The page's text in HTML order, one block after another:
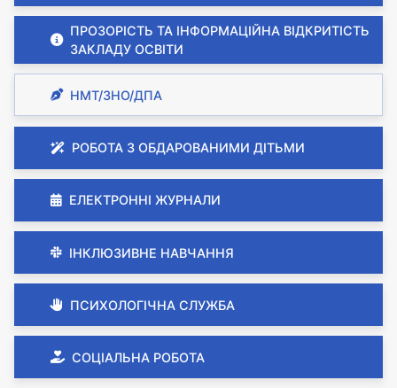
ПРОЗОРІСТЬ ТА ІНФОРМАЦІЙНА ВІДКРИТІСТЬ
ЗАКЛАДУ ОСВІТИ
НМТ/ЗНО/ДПА
РОБОТА З ОБДАРОВАНИМИ ДІТЬМИ
ЕЛЕКТРОННІ ЖУРНАЛИ
ІНКЛЮЗИВНЕ НАВЧАННЯ
ПСИХОЛОГІЧНА СЛУЖБА
СОЦІАЛЬНА РОБОТА